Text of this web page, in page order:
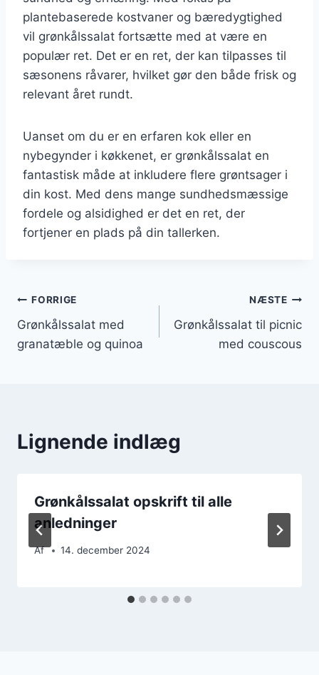
plantebaserede kostvaner og bæredygtighed
vil grønkålssalat fortsætte med at være en
populær ret. Det er en ret, der kan tilpasses til
sæsonens råvarer, hvilket gør den både frisk og
relevant året rundt.
Uanset om du er en erfaren kok eller en
nybegynder i køkkenet, er grønkålssalat en
fantastisk måde at inkludere flere grøntsager i
din kost. Med dens mange sundhedsmæssige
fordele og alsidighed er det en ret, der
fortjener en plads på din tallerken.
Indlægsnavigation
FORRIGE
Grønkålssalat med
granatæble og quinoa
NÆSTE
Grønkålssalat til picnic
med couscous
Lignende indlæg
Grønkålssalat opskrift til alle
anledninger
Af 14. december 2024